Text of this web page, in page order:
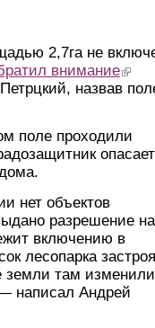
2,7га не
внимание(link
назвав
поле проходили
нет объектов
разрешение на
включению в
лесопарка
земли там
написал Андрей